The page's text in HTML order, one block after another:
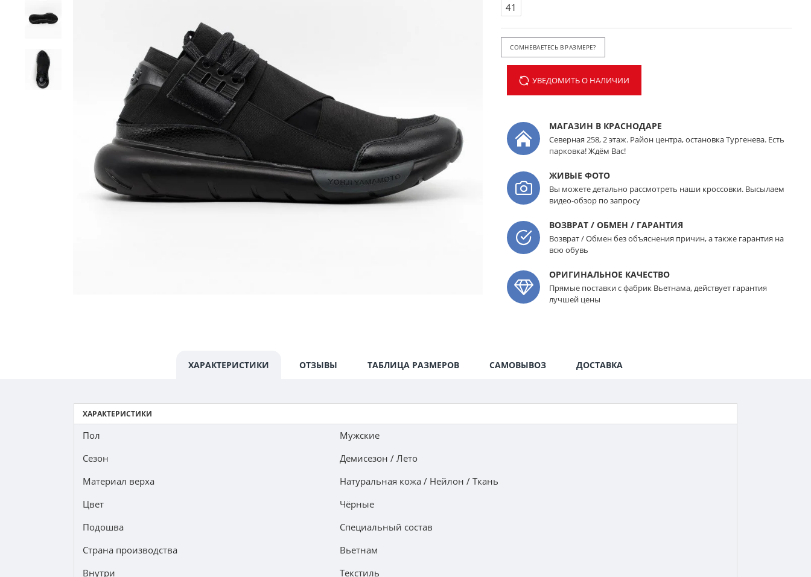
41
УВЕДОМИТЬ О НАЛИЧИИ
СОМНЕВАЕТЕСЬ В РАЗМЕРЕ?
МАГАЗИН В КРАСНОДАРЕ
Северная 258, 2 этаж. Район центра, остановка Тургенева. Есть
парковка! Ждём Вас!
ЖИВЫЕ ФОТО
Вы можете детально рассмотреть наши кроссовки. Высылаем
видео-обзор по запросу
ВОЗВРАТ / ОБМЕН / ГАРАНТИЯ
Возврат / Обмен без объяснения причин, а также гарантия на
всю обувь
ОРИГИНАЛЬНОЕ КАЧЕСТВО
Прямые поставки с фабрик Вьетнама, действует гарантия
лучшей цены
ХАРАКТЕРИСТИКИ ОТЗЫВЫ ТАБЛИЦА РАЗМЕРОВ САМОВЫВОЗ ДОСТАВКА
ХАРАКТЕРИСТИКИ
Пол
Мужские
Сезон
Демисезон / Лето
Материал верха
Натуральная кожа / Нейлон / Ткань
Цвет
Чёрные
Подошва
Специальный состав
Страна производства
Вьетнам
Внутри
Текстиль